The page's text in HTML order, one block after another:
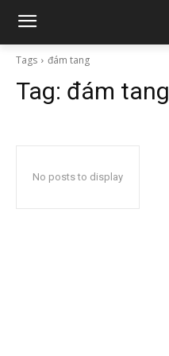
Tags đám tang
Tag: đám tang
No posts to display